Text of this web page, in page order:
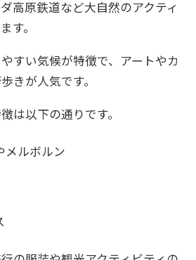
エアーズロック（ウルル）と
体験
シドニー・メルボルンで街歩
光
グレートバリアリーフエリア
リア
行の準備と注意点
高原鉄道など大自然のアクティ
す。
すい気候が特徴で、アートやカ
きが人気です。
は以下の通りです。
メルボルン